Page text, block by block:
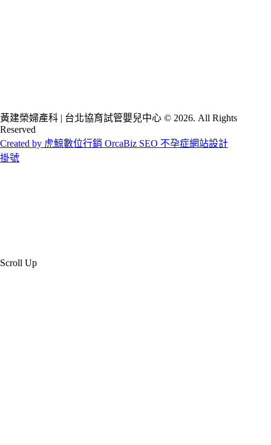
黃建榮婦產科 | 台北協育試管嬰兒中心 © 2026. All Rights
Reserved
Created by 虎鯨數位行銷 OrcaBiz SEO 不孕症網站設計
掛號
Scroll Up